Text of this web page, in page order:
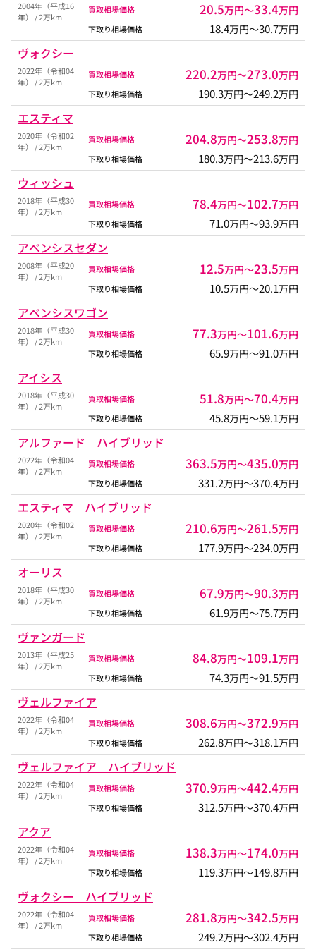
2004年（平成16
年） / 2万km
買取相場価格 20.5万円〜33.4万円
下取り相場価格 18.4万円〜30.7万円
ヴォクシー
2022年（令和04
年） / 2万km
買取相場価格 220.2万円〜273.0万円
下取り相場価格 190.3万円〜249.2万円
エスティマ
2020年（令和02
年） / 2万km
買取相場価格 204.8万円〜253.8万円
下取り相場価格 180.3万円〜213.6万円
ウィッシュ
2018年（平成30
年） / 2万km
買取相場価格 78.4万円〜102.7万円
下取り相場価格 71.0万円〜93.9万円
アベンシスセダン
2008年（平成20
年） / 2万km
買取相場価格 12.5万円〜23.5万円
下取り相場価格 10.5万円〜20.1万円
アベンシスワゴン
2018年（平成30
年） / 2万km
買取相場価格 77.3万円〜101.6万円
下取り相場価格 65.9万円〜91.0万円
アイシス
2018年（平成30
年） / 2万km
買取相場価格 51.8万円〜70.4万円
下取り相場価格 45.8万円〜59.1万円
アルファード ハイブリッド
2022年（令和04
年） / 2万km
買取相場価格 363.5万円〜435.0万円
下取り相場価格 331.2万円〜370.4万円
エスティマ ハイブリッド
2020年（令和02
年） / 2万km
買取相場価格 210.6万円〜261.5万円
下取り相場価格 177.9万円〜234.0万円
オーリス
2018年（平成30
年） / 2万km
買取相場価格 67.9万円〜90.3万円
下取り相場価格 61.9万円〜75.7万円
ヴァンガード
2013年（平成25
年） / 2万km
買取相場価格 84.8万円〜109.1万円
下取り相場価格 74.3万円〜91.5万円
ヴェルファイア
2022年（令和04
年） / 2万km
買取相場価格 308.6万円〜372.9万円
下取り相場価格 262.8万円〜318.1万円
ヴェルファイア ハイブリッド
2022年（令和04
年） / 2万km
買取相場価格 370.9万円〜442.4万円
下取り相場価格 312.5万円〜370.4万円
アクア
2022年（令和04
年） / 2万km
買取相場価格 138.3万円〜174.0万円
下取り相場価格 119.3万円〜149.8万円
ヴォクシー ハイブリッド
2022年（令和04
年） / 2万km
買取相場価格 281.8万円〜342.5万円
下取り相場価格 249.2万円〜302.4万円